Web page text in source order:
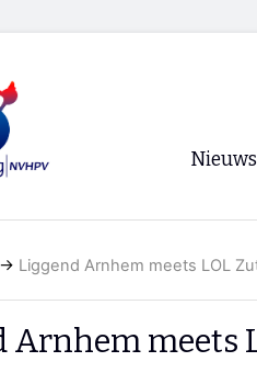
Nieuws
RSS
→ Liggend Arnhem meets LOL
Arnhem meets